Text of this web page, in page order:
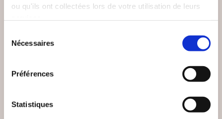
ou qu'ils ont collectées lors de votre utilisation de leurs
Nécessaires
Préférences
Statistiques
LINA ET UBBLE
APPRENNENT LES
(0 avis)
LE CAHIER DE JOEY